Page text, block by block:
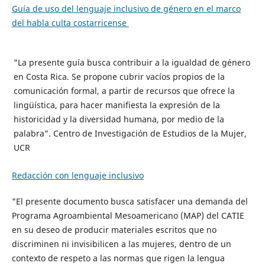
Guía de uso del lenguaje inclusivo de género en el marco
del habla culta costarricense
"La presente guía busca contribuir a la igualdad de género
en Costa Rica. Se propone cubrir vacíos propios de la
comunicación formal, a partir de recursos que ofrece la
lingüística, para hacer manifiesta la expresión de la
historicidad y la diversidad humana, por medio de la
palabra". Centro de Investigación de Estudios de la Mujer,
UCR
Redacción con lenguaje inclusivo
"El presente documento busca satisfacer una demanda del
Programa Agroambiental Mesoamericano (MAP) del CATIE
en su deseo de producir materiales escritos que no
discriminen ni invisibilicen a las mujeres, dentro de un
contexto de respeto a las normas que rigen la lengua